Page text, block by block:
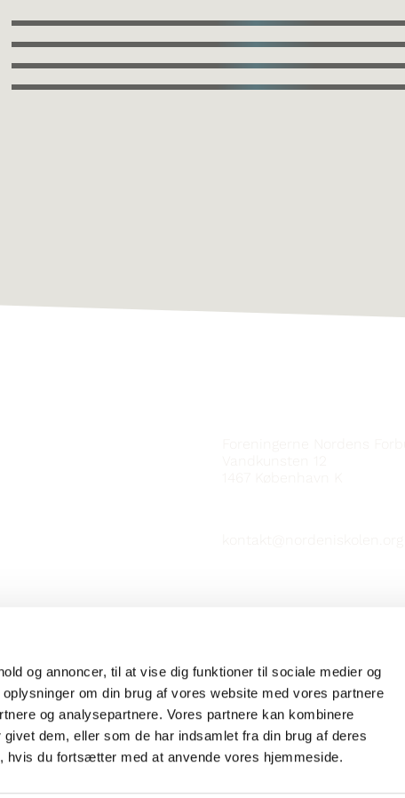
og annoncer, til at vise dig funktioner til sociale medier og
om din brug af vores website med vores partnere
og analysepartnere. Vores partnere kan kombinere
dem, eller som de har indsamlet fra din brug af deres
du fortsætter med at anvende vores hjemmeside.